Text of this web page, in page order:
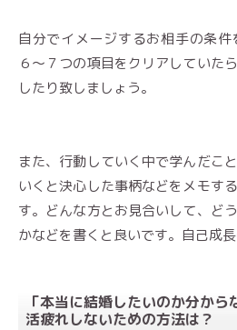
自分でイメージするお相手の条件
６〜７つの項目をクリアしていた
したり致しましょう。
また、行動していく中で学んだこ
いくと決心した事柄などをメモす
す。どんな方とお見合いして、ど
かなどを書くと良いです。自己成
「本当に結婚したいのか分か
活疲れしないための方法は？